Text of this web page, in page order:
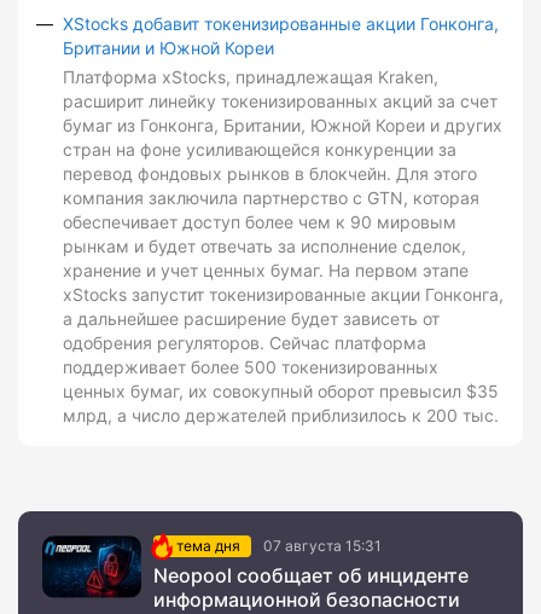
XStocks добавит токенизированные акции Гонконга,
Британии и Южной Кореи
Платформа xStocks, принадлежащая Kraken,
расширит линейку токенизированных акций за счет
бумаг из Гонконга, Британии, Южной Кореи и других
стран на фоне усиливающейся конкуренции за
перевод фондовых рынков в блокчейн. Для этого
компания заключила партнерство с GTN, которая
обеспечивает доступ более чем к 90 мировым
рынкам и будет отвечать за исполнение сделок,
хранение и учет ценных бумаг. На первом этапе
xStocks запустит токенизированные акции Гонконга,
а дальнейшее расширение будет зависеть от
одобрения регуляторов. Сейчас платформа
поддерживает более 500 токенизированных
ценных бумаг, их совокупный оборот превысил $35
млрд, а число держателей приблизилось к 200 тыс.
тема дня 07 августа 15:31
Neopool сообщает об инциденте
информационной безопасности